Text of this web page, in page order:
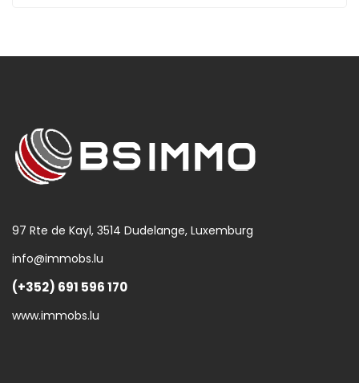
97 Rte de Kayl, 3514 Dudelange, Luxemburg
info@immobs.lu
(+352) 691 596 170
www.immobs.lu